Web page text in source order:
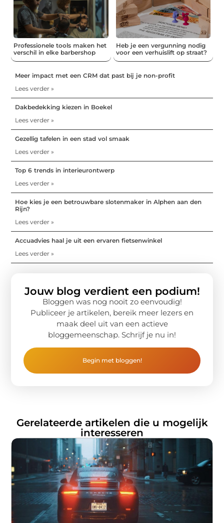
Professionele tools maken het
verschil in elke barbershop
Heb je een vergunning nodig
voor een verhuislift op straat?
Meer impact met een CRM dat past bij je non-profit
Lees verder »
Dakbedekking kiezen in Boekel
Lees verder »
Gezellig tafelen in een stad vol smaak
Lees verder »
Top 6 trends in interieurontwerp
Lees verder »
Hoe kies je een betrouwbare slotenmaker in Alphen aan den
Rijn?
Lees verder »
Accuadvies haal je uit een ervaren fietsenwinkel
Lees verder »
Jouw blog verdient een podium!
Bloggen was nog nooit zo eenvoudig!
Publiceer je artikelen, bereik meer lezers en
maak deel uit van een actieve
bloggemeenschap. Schrijf je nu in!
Begin met bloggen!
Gerelateerde artikelen die u mogelijk
interesseren